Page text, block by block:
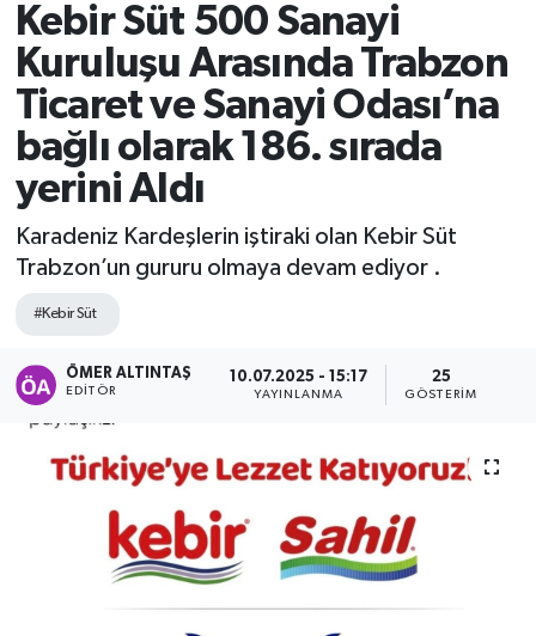
Kebir Süt 500 Sanayi
Kuruluşu Arasında Trabzon
Ticaret ve Sanayi Odası’na
bağlı olarak 186. sırada
yerini Aldı
Karadeniz Kardeşlerin iştiraki olan Kebir Süt
Trabzon’un gururu olmaya devam ediyor .
#Kebir Süt
ÖMER ALTINTAŞ
EDITÖR
10.07.2025 - 15:17
YAYINLANMA
25
GÖSTERIM
Süper Lig Puan Durumu ve Fikstür
Tüm Manşetler
Son Dakika Haberleri